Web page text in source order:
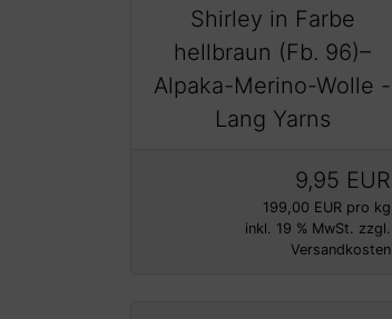
Shirley in Farbe
hellbraun (Fb. 96)–
Alpaka-Merino-Wolle -
Lang Yarns
9,95 EUR
199,00 EUR pro kg
inkl. 19 % MwSt. zzgl.
Versandkosten